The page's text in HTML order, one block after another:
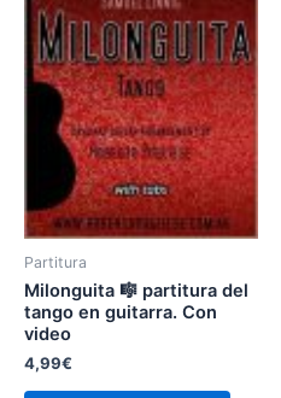
Partitura
Milonguita 🎼 partitura del
tango en guitarra. Con
video
4,99€